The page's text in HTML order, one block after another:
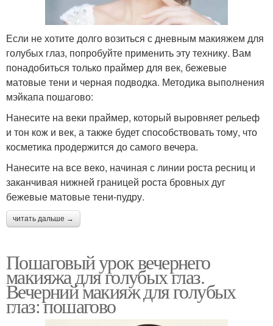
Если не хотите долго возиться с дневным макияжем для
голубых глаз, попробуйте применить эту технику. Вам
понадобиться только праймер для век, бежевые
матовые тени и черная подводка. Методика выполнения
мэйкапа пошагово:
Нанесите на веки праймер, который выровняет рельеф
и тон кож и век, а также будет способствовать тому, что
косметика продержится до самого вечера.
Нанесите на все веко, начиная с линии роста ресниц и
заканчивая нижней границей роста бровных дуг
бежевые матовые тени-пудру.
читать дальше →
Пошаговый урок вечернего
макияжа для голубых глаз.
Вечерний макияж для голубых
глаз: пошагово